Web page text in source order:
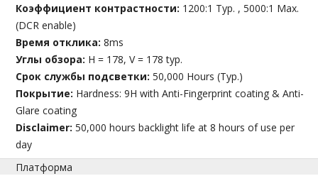
Коэффициент контрастности: 1200:1 Typ. , 5000:1 Max.
(DCR enable)
Время отклика:8ms
Углы обзора: H = 178, V = 178 typ.
Срок службы подсветки:50,000 Hours (Typ.)
Покрытие: Hardness: 9H with Anti-Fingerprint coating & Anti-
Glare coating
Disclaimer:50,000 hours backlight life at 8 hours of use per
day
Платформа